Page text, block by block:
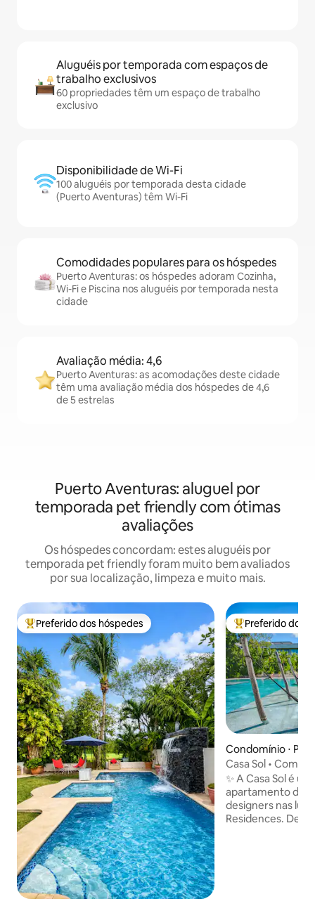
Aluguéis por temporada com espaços de
trabalho exclusivos
60 propriedades têm um espaço de trabalho
exclusivo
Disponibilidade de Wi-Fi
100 aluguéis por temporada desta cidade
(Puerto Aventuras) têm Wi-Fi
Comodidades populares para os hóspedes
Puerto Aventuras: os hóspedes adoram Cozinha,
Wi-Fi e Piscina nos aluguéis por temporada nesta
cidade
Avaliação média: 4,6
Puerto Aventuras: as acomodações deste cidade
têm uma avaliação média dos hóspedes de 4,6
de 5 estrelas
Puerto Aventuras: aluguel por
temporada pet friendly com ótimas
avaliações
Os hóspedes concordam: estes aluguéis por
temporada pet friendly foram muito bem avaliados
por sua localização, limpeza e muito mais.
Entre os melhores preferidos dos hóspedes
Preferido dos hóspedes Entre os
Preferido dos
Condomínio ⋅
Casa Sol •
2BR • AWA
✨ A Casa Sol é
apartamento de
designers nas
Residences.